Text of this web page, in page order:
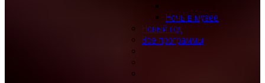
Ночь в музее
Новый год
Все программы